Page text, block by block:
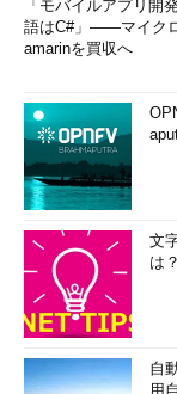
「モバイルアプリ開
語はC#」――マイク
amarinを買収へ
文
は
自
用